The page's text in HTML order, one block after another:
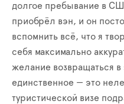
долгое пребывание в
приобрёл вэн, и он
вспомнить всё, что я
себя максимально
желание возвращаться в
единственное — это
туристической визе